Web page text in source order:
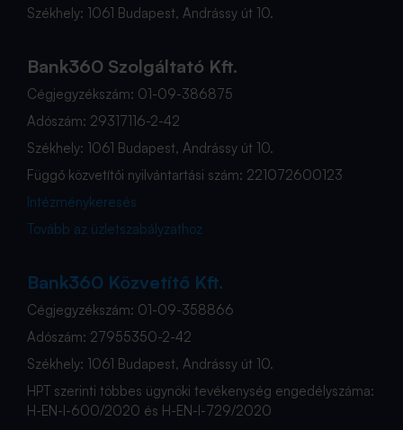
Székhely: 1061 Budapest, Andrássy út 10.
Bank360 Szolgáltató Kft.
Cégjegyzékszám: 01-09-386875
Adószám: 29317116-2-42
Székhely: 1061 Budapest, Andrássy út 10.
Függő közvetítői nyilvántartási szám: 221072600123
Intézménykeresés
Tovább az üzletszabályzathoz
Bank360 Közvetítő Kft.
Cégjegyzékszám: 01-09-358866
Adószám: 27955350-2-42
Székhely: 1061 Budapest, Andrássy út 10.
HPT szerinti többes ügynöki tevékenység engedélyszáma:
H-EN-I-600/2020 és H-EN-I-729/2020